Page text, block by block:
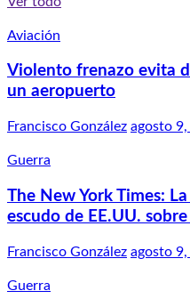
Aviación
Violento frenazo evita
un aeropuerto
Francisco González agosto
Guerra
The New York Times:
escudo de EE.UU.
Francisco González agosto
Guerra